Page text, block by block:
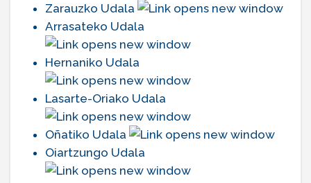
Zarauzko Udala
Arrasateko Udala
Hernaniko Udala
Lasarte-Oriako Udala
Oñatiko Udala
Oiartzungo Udala